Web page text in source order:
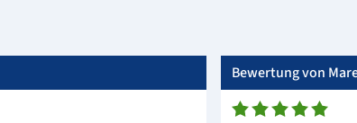
Bewertung von